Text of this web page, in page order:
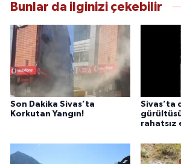
Bunlar da ilginizi çekebilir
Son Dakika Sivas’ta
Korkutan Yangın!
Sivas’ta
rahatsız